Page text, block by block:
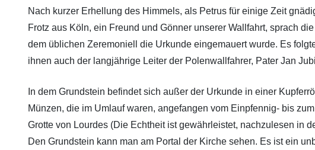
Nach kurzer Erhellung des Himmels, als Petrus für einige Zeit
Frotz aus Köln, ein Freund und Gönner unserer Wallfahrt, sprach
dem üblichen Zeremoniell die Urkunde eingemauert wurde. Es
ihnen auch der langjährige Leiter der Polenwallfahrer, Pater Jan
In dem Grundstein befindet sich außer der Urkunde in einer
Münzen, die im Umlauf waren, angefangen vom Einpfennig- bis
Grotte von Lourdes (Die Echtheit ist gewährleistet, nachzulesen in
Den Grundstein kann man am Portal der Kirche sehen. Es ist ein